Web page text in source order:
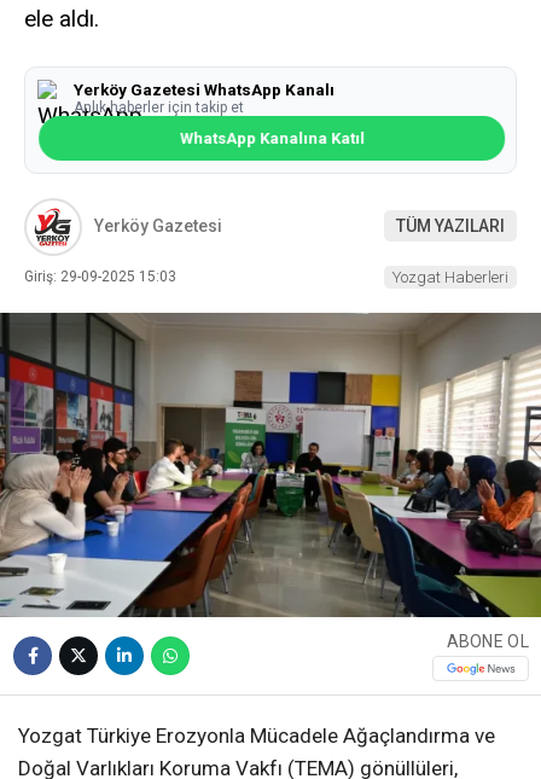
ele aldı.
Yerköy Gazetesi WhatsApp Kanalı
Anlık haberler için takip et
WhatsApp Kanalına Katıl
Yerköy Gazetesi TÜM YAZILARI
Giriş: 29-09-2025 15:03 Yozgat Haberleri
ABONE OL
Yozgat Türkiye Erozyonla Mücadele Ağaçlandırma ve
Doğal Varlıkları Koruma Vakfı (TEMA) gönüllüleri,